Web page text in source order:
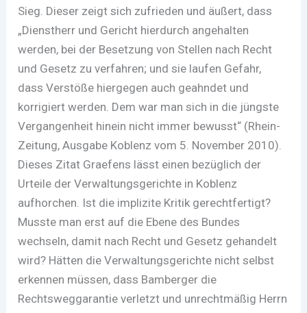
Sieg. Dieser zeigt sich zufrieden und äußert, dass
„Dienstherr und Gericht hierdurch angehalten
werden, bei der Besetzung von Stellen nach Recht
und Gesetz zu verfahren; und sie laufen Gefahr,
dass Verstöße hiergegen auch geahndet und
korrigiert werden. Dem war man sich in die jüngste
Vergangenheit hinein nicht immer bewusst“ (Rhein-
Zeitung, Ausgabe Koblenz vom 5. November 2010).
Dieses Zitat Graefens lässt einen bezüglich der
Urteile der Verwaltungsgerichte in Koblenz
aufhorchen. Ist die implizite Kritik gerechtfertigt?
Musste man erst auf die Ebene des Bundes
wechseln, damit nach Recht und Gesetz gehandelt
wird? Hätten die Verwaltungsgerichte nicht selbst
erkennen müssen, dass Bamberger die
Rechtsweggarantie verletzt und unrechtmäßig Herrn